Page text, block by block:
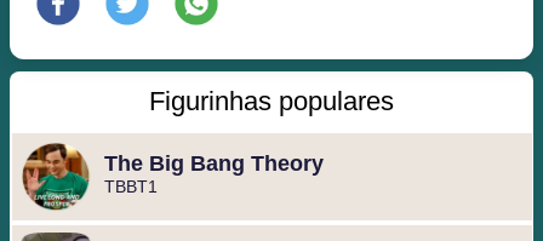
Figurinhas populares
The Big Bang Theory
TBBT1